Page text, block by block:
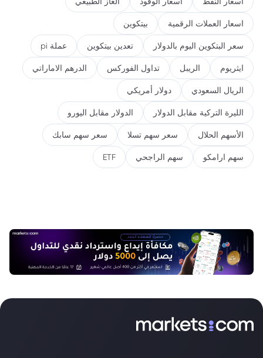
اسعار العملات الرقمية بيتكوين
سعر البتكوين اليوم بالدولار تعدين بيتكوين عملة pi
ايثريوم الريبل تداول الفوركس الدرهم الاماراتي
الريال السعودي دولار أمريكي
الليرة التركية مقابل الدولار الدولار مقابل اليورو
الأسهم الحلال سعر سهم تسلا سعر سهم سابك
سهم ارامكو سهم الراجحي ETF